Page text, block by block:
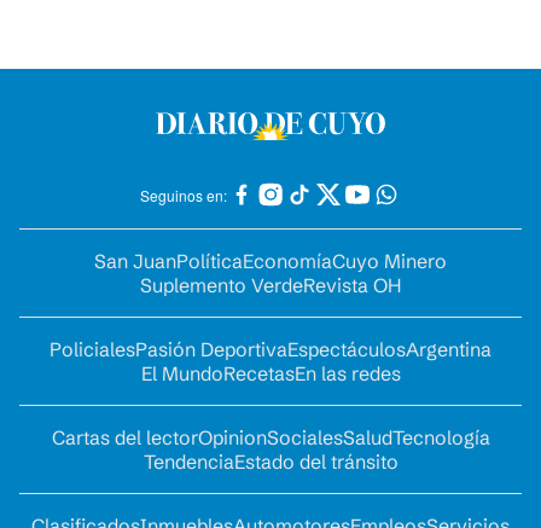
Seguinos en:
San JuanPolíticaEconomíaCuyo Minero
Suplemento VerdeRevista OH
PolicialesPasión DeportivaEspectáculosArgentina
El MundoRecetasEn las redes
Cartas del lectorOpinionSocialesSaludTecnología
TendenciaEstado del tránsito